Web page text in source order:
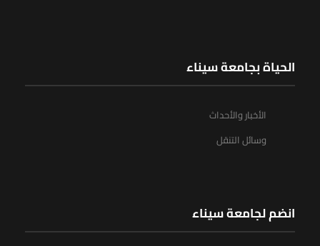
الحياة بجامعة سيناء
الأخبار والأحداث
وسائل التنقل
انضم لجامعة سيناء